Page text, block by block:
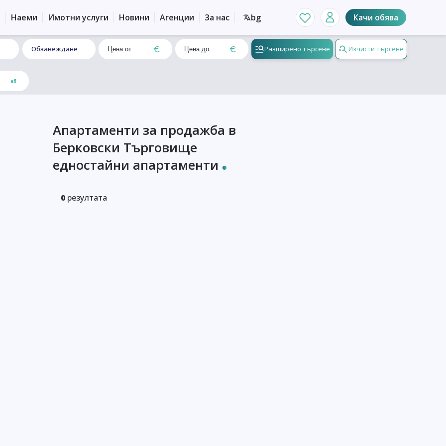
Наеми Имотни услуги Новини Агенции За нас bg Качи обява
Обзавеждане Разширено търсене Изчисти търсене
Апартаменти за продажба в
Берковски Търговище
едностайни апартаменти
0 резултата